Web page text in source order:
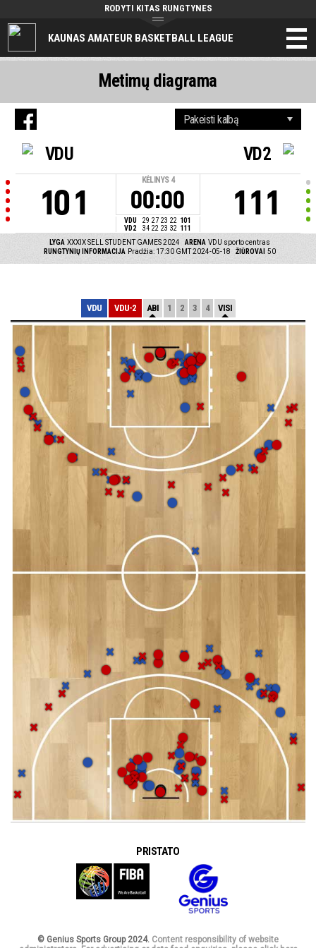
KAUNAS AMATEUR BASKETBALL LEAGUE
RODYTI KITAS RUNGTYNES
VDU
101
KĖLINYS 4
00:00
VDU 29 27 23 22 101
VD2
34 22 23 32 111
VD2
111
LYGA XXXIX SELL STUDENT GAMES 2024 ARENA VDU sporto centras
RUNGTYNIŲ INFORMACIJA Pradžia: 17:30 GMT 2024-05-18 ŽIŪROVAI 50
Metimų diagrama
VDU VDU-2 ABI 1 2 3 4 VISI
PRISTATO
© Genius Sports Group 2024. Content responsibility of website